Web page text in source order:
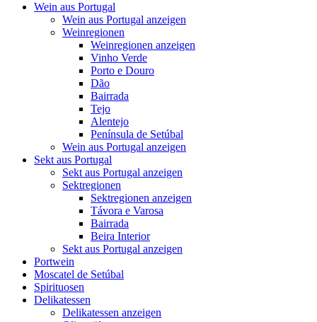
Wein aus Portugal
Wein aus Portugal anzeigen
Weinregionen
Weinregionen anzeigen
Vinho Verde
Porto e Douro
Dão
Bairrada
Tejo
Alentejo
Península de Setúbal
Wein aus Portugal anzeigen
Sekt aus Portugal
Sekt aus Portugal anzeigen
Sektregionen
Sektregionen anzeigen
Távora e Varosa
Bairrada
Beira Interior
Sekt aus Portugal anzeigen
Portwein
Moscatel de Setúbal
Spirituosen
Delikatessen
Delikatessen anzeigen